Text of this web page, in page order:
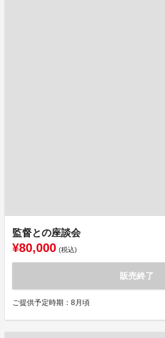
監督との座談会
¥80,000 (税込)
販売終了
ご提供予定時期：8月頃